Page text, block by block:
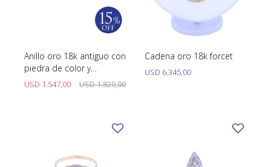
Anillo oro 18k antiguo con
piedra de color y
brillantes.
USD 1.547,00 USD1.820,00
Cadena oro 18k forcet
USD 6.345,00